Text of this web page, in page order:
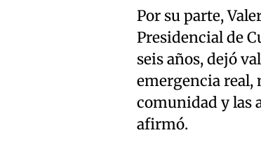
Por su parte,
Presidencial de
seis años, dejó
emergencia real,
comunidad y las
afirmó.